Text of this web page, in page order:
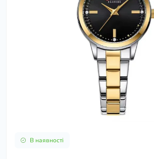
В наявності